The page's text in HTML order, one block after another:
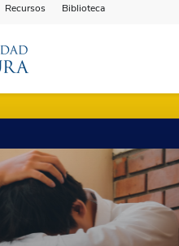
Recursos Biblioteca